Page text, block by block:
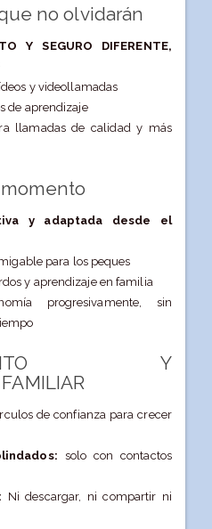
no olvidarán
Y SEGURO DIFERENTE,
y videollamadas
de aprendizaje
llamadas de calidad y más
y adaptada desde el
para los peques
y aprendizaje en familia
progresivamente, sin
Y
de confianza para crecer
solo con contactos
Ni descargar, ni compartir ni